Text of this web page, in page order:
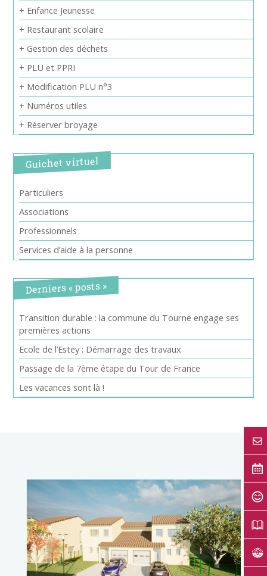
+ Enfance Jeunesse
+ Restaurant scolaire
+ Gestion des déchets
+ PLU et PPRI
+ Modification PLU n°3
+ Numéros utiles
+ Réserver broyage
Guichet virtuel
Particuliers
Associations
Professionnels
Services d’aide à la personne
Derniers « posts »
Transition durable : la commune du Tourne engage ses
premières actions
Ecole de l’Estey : Démarrage des travaux
Passage de la 7ème étape du Tour de France
Les vacances sont là !